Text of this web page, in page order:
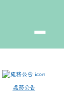
處務公告